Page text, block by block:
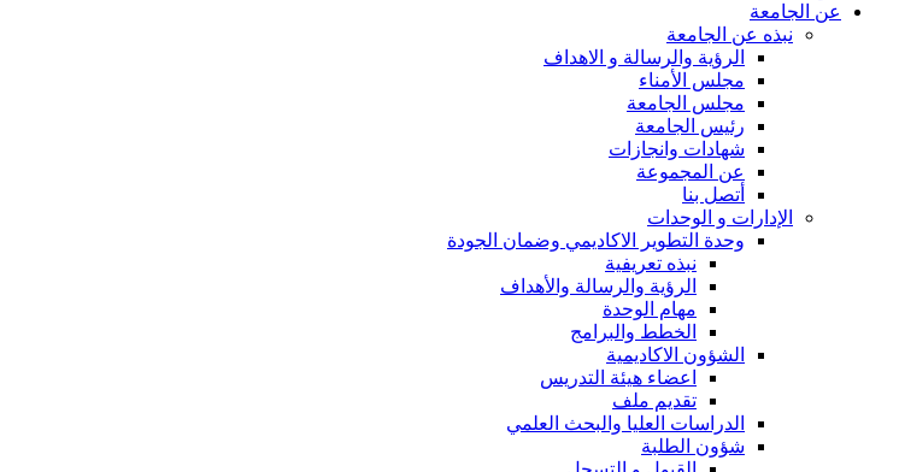
عن الجامعة
نبذه عن الجامعة
الرؤية والرسالة و الاهداف
مجلس الأمناء
مجلس الجامعة
رئيس الجامعة
شهادات وانجازات
عن المجموعة
أتصل بنا
الإدارات و الوحدات
وحدة التطوير الاكاديمي وضمان الجودة
نبذه تعريفية
الرؤية والرسالة والأهداف
مهام الوحدة
الخطط والبرامج
الشؤون الاكاديمية
اعضاء هيئة التدريس
تقديم ملف
الدراسات العليا والبحث العلمي
شؤون الطلبة